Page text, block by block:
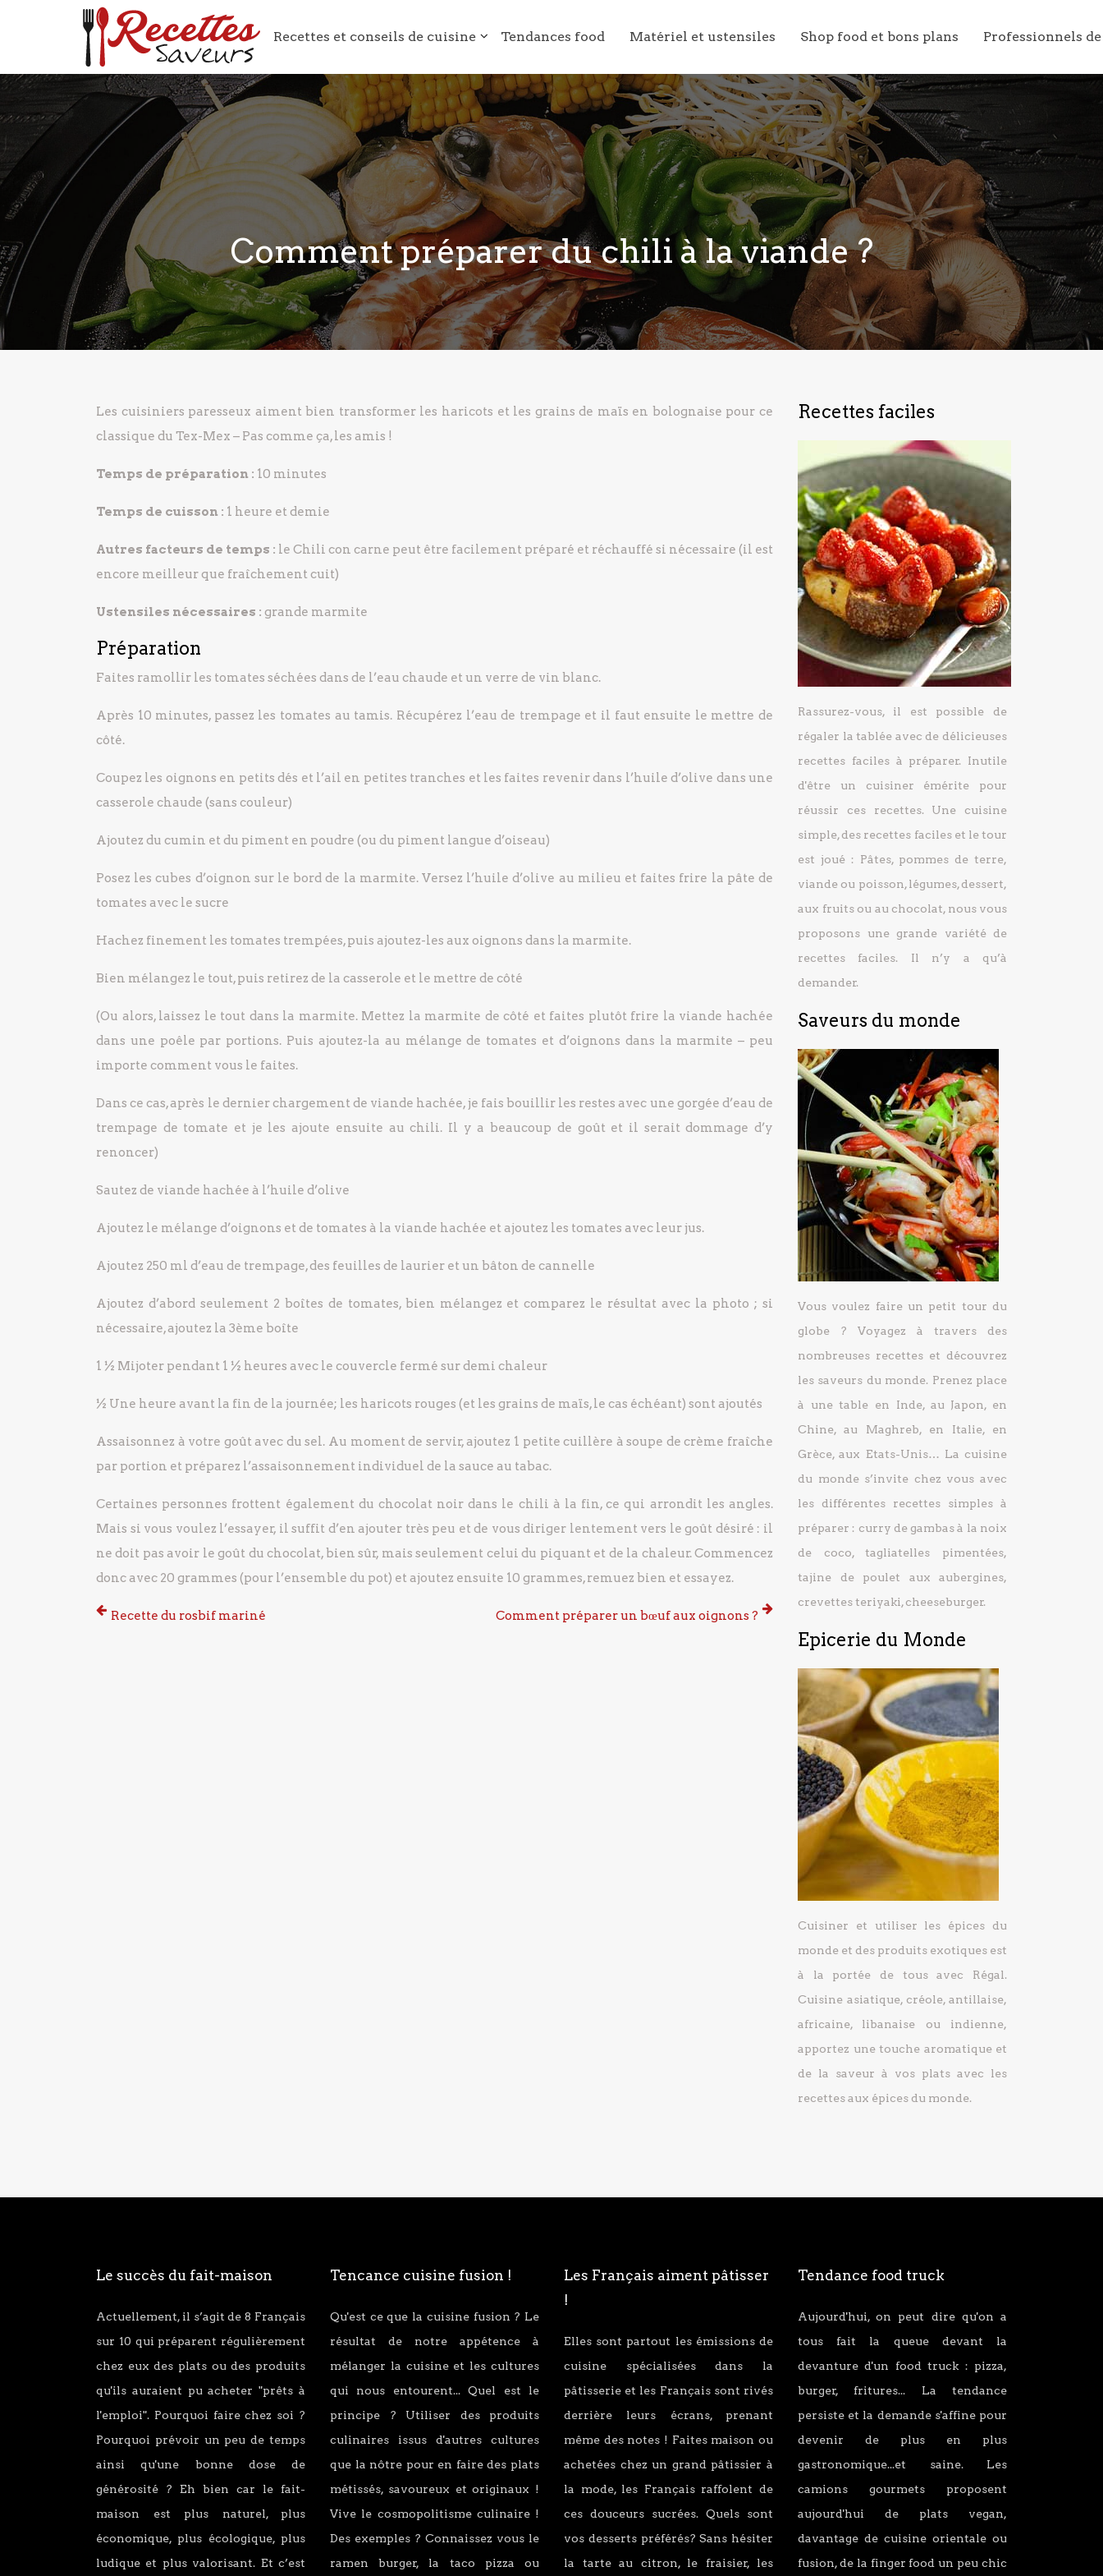
Recettes et conseils de cuisine Tendances food Matériel et ustensiles Shop food et bons plans Professionnels
Comment préparer du chili à la viande ?
Les cuisiniers paresseux aiment bien transformer les haricots et les grains de maïs en bolognaise pour ce
classique du Tex-Mex – Pas comme ça, les amis !
Temps de préparation : 10 minutes
Temps de cuisson : 1 heure et demie
Autres facteurs de temps : le Chili con carne peut être facilement préparé et réchauffé si nécessaire (il est
encore meilleur que fraîchement cuit)
Ustensiles nécessaires : grande marmite
Préparation
Faites ramollir les tomates séchées dans de l’eau chaude et un verre de vin blanc.
Après 10 minutes, passez les tomates au tamis. Récupérez l’eau de trempage et il faut ensuite le mettre de
côté.
Coupez les oignons en petits dés et l’ail en petites tranches et les faites revenir dans l’huile d’olive dans une
casserole chaude (sans couleur)
Ajoutez du cumin et du piment en poudre (ou du piment langue d’oiseau)
Posez les cubes d’oignon sur le bord de la marmite. Versez l’huile d’olive au milieu et faites frire la pâte de
tomates avec le sucre
Hachez finement les tomates trempées, puis ajoutez-les aux oignons dans la marmite.
Bien mélangez le tout, puis retirez de la casserole et le mettre de côté
(Ou alors, laissez le tout dans la marmite. Mettez la marmite de côté et faites plutôt frire la viande hachée
dans une poêle par portions. Puis ajoutez-la au mélange de tomates et d’oignons dans la marmite – peu
importe comment vous le faites.
Dans ce cas, après le dernier chargement de viande hachée, je fais bouillir les restes avec une gorgée d’eau de
trempage de tomate et je les ajoute ensuite au chili. Il y a beaucoup de goût et il serait dommage d’y
renoncer)
Sautez de viande hachée à l’huile d’olive
Ajoutez le mélange d’oignons et de tomates à la viande hachée et ajoutez les tomates avec leur jus.
Ajoutez 250 ml d’eau de trempage, des feuilles de laurier et un bâton de cannelle
Ajoutez d’abord seulement 2 boîtes de tomates, bien mélangez et comparez le résultat avec la photo ; si
nécessaire, ajoutez la 3ème boîte
1 ½ Mijoter pendant 1 ½ heures avec le couvercle fermé sur demi chaleur
½ Une heure avant la fin de la journée; les haricots rouges (et les grains de maïs, le cas échéant) sont ajoutés
Assaisonnez à votre goût avec du sel. Au moment de servir, ajoutez 1 petite cuillère à soupe de crème fraîche
par portion et préparez l’assaisonnement individuel de la sauce au tabac.
Certaines personnes frottent également du chocolat noir dans le chili à la fin, ce qui arrondit les angles.
Mais si vous voulez l’essayer, il suffit d’en ajouter très peu et de vous diriger lentement vers le goût désiré : il
ne doit pas avoir le goût du chocolat, bien sûr, mais seulement celui du piquant et de la chaleur. Commencez
donc avec 20 grammes (pour l’ensemble du pot) et ajoutez ensuite 10 grammes, remuez bien et essayez.
Recette du rosbif mariné Comment préparer un bœuf aux oignons ?
Recettes faciles
Rassurez-vous, il est possible de
régaler la tablée avec de délicieuses
recettes faciles à préparer. Inutile
d'être un cuisiner émérite pour
réussir ces recettes. Une cuisine
simple, des recettes faciles et le tour
est joué : Pâtes, pommes de terre,
viande ou poisson, légumes, dessert,
aux fruits ou au chocolat, nous vous
proposons une grande variété de
recettes faciles. Il n’y a qu’à
demander.
Saveurs du monde
Vous voulez faire un petit tour du
globe ? Voyagez à travers des
nombreuses recettes et découvrez
les saveurs du monde. Prenez place
à une table en Inde, au Japon, en
Chine, au Maghreb, en Italie, en
Grèce, aux Etats-Unis… La cuisine
du monde s’invite chez vous avec
les différentes recettes simples à
préparer : curry de gambas à la noix
de coco, tagliatelles pimentées,
tajine de poulet aux aubergines,
crevettes teriyaki, cheeseburger.
Epicerie du Monde
Cuisiner et utiliser les épices du
monde et des produits exotiques est
à la portée de tous avec Régal.
Cuisine asiatique, créole, antillaise,
africaine, libanaise ou indienne,
apportez une touche aromatique et
de la saveur à vos plats avec les
recettes aux épices du monde.
Le succès du fait-maison
Actuellement, il s’agit de 8 Français
sur 10 qui préparent régulièrement
chez eux des plats ou des produits
qu'ils auraient pu acheter "prêts à
l'emploi". Pourquoi faire chez soi ?
Pourquoi prévoir un peu de temps
ainsi qu'une bonne dose de
générosité ? Eh bien car le fait-
maison est plus naturel, plus
économique, plus écologique, plus
ludique et plus valorisant. Et c’est
Tencance cuisine fusion !
Qu'est ce que la cuisine fusion ? Le
résultat de notre appétence à
mélanger la cuisine et les cultures
qui nous entourent... Quel est le
principe ? Utiliser des produits
culinaires issus d'autres cultures
que la nôtre pour en faire des plats
métissés, savoureux et originaux !
Vive le cosmopolitisme culinaire !
Des exemples ? Connaissez vous le
ramen burger, la taco pizza ou
Les Français aiment pâtisser
!
Elles sont partout les émissions de
cuisine spécialisées dans la
pâtisserie et les Français sont rivés
derrière leurs écrans, prenant
même des notes ! Faites maison ou
achetées chez un grand pâtissier à
la mode, les Français raffolent de
ces douceurs sucrées. Quels sont
vos desserts préférés? Sans hésiter
la tarte au citron, le fraisier, les
Tendance food truck
Aujourd'hui, on peut dire qu'on a
tous fait la queue devant la
devanture d'un food truck : pizza,
burger, fritures... La tendance
persiste et la demande s'affine pour
devenir de plus en plus
gastronomique...et saine. Les
camions gourmets proposent
aujourd'hui de plats vegan,
davantage de cuisine orientale ou
fusion, de la finger food un peu chic